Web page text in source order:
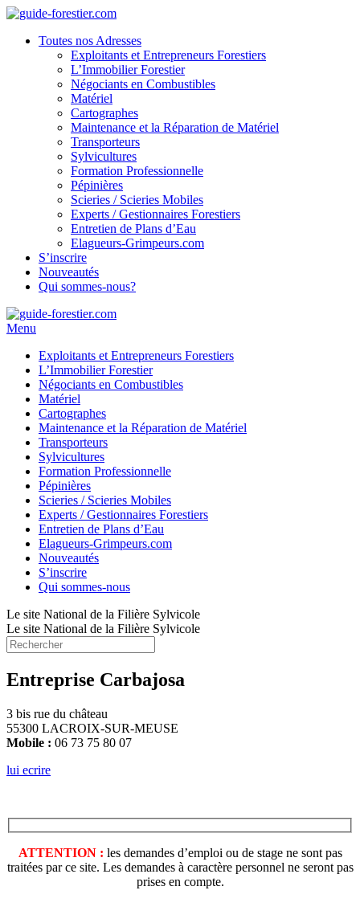
Toutes nos Adresses
Exploitants et Entrepreneurs Forestiers
L’Immobilier Forestier
Négociants en Combustibles
Matériel
Cartographes
Maintenance et la Réparation de Matériel
Transporteurs
Sylvicultures
Formation Professionnelle
Pépinières
Scieries / Scieries Mobiles
Experts / Gestionnaires Forestiers
Entretien de Plans d’Eau
Elagueurs-Grimpeurs.com
S’inscrire
Nouveautés
Qui sommes-nous?
Menu
Exploitants et Entrepreneurs Forestiers
L’Immobilier Forestier
Négociants en Combustibles
Matériel
Cartographes
Maintenance et la Réparation de Matériel
Transporteurs
Sylvicultures
Formation Professionnelle
Pépinières
Scieries / Scieries Mobiles
Experts / Gestionnaires Forestiers
Entretien de Plans d’Eau
Elagueurs-Grimpeurs.com
Nouveautés
S’inscrire
Qui sommes-nous
Le site National de la Filière Sylvicole
Le site National de la Filière Sylvicole
Entreprise Carbajosa
3 bis rue du château
55300 LACROIX-SUR-MEUSE
Mobile : 06 73 75 80 07
lui ecrire
ATTENTION : les demandes d’emploi ou de stage ne sont pas
traitées par ce site. Les demandes à caractère personnel ne seront pas
prises en compte.